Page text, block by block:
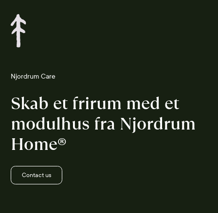
Njordrum Care
Skab et frirum med et
modulhus fra Njordrum
Home®
Contact us